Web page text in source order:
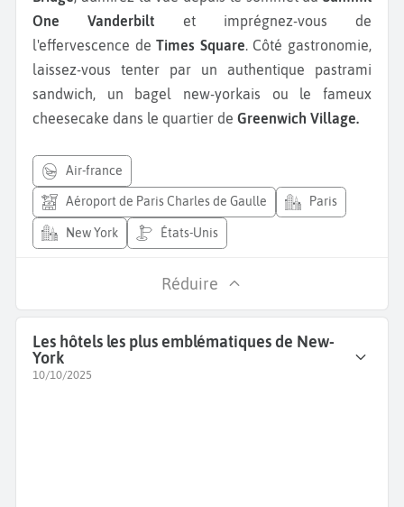
One Vanderbilt et imprégnez-vous de
l'effervescence deTimes Square. Côté gastronomie,
laissez-vous tenter par un authentique pastrami
sandwich, un bagel new-yorkais ou le fameux
cheesecake dans le quartier de Greenwich Village.
air-france
Aéroport de Paris Charles de Gaulle Paris
New York États-Unis
Réduire
Les hôtels les plus emblématiques de New-
York
10/10/2025